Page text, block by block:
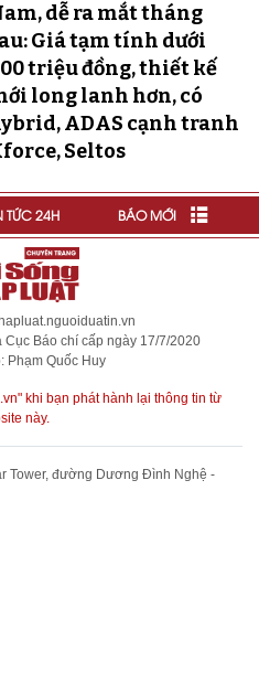
dễ ra mắt tháng
Giá tạm tính dưới
triệu đồng, thiết kế
long lanh hơn, có
ADAS cạnh tranh
Seltos
TỨC 24H BÁO MỚI
Báo chí cấp ngày 17/7/2020
Phạm Quốc Huy
khi bạn phát hành lại thông tin từ
này.
Tower, đường Dương Đình Nghệ -